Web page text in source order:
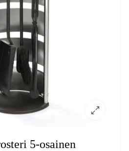
5-osainen